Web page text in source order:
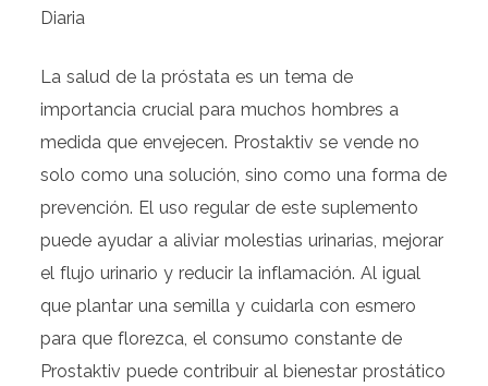
Diaria
La salud de la próstata es un tema de
importancia crucial para muchos hombres a
medida que envejecen. Prostaktiv se vende no
solo como una solución, sino como una forma de
prevención. El uso regular de este suplemento
puede ayudar a aliviar molestias urinarias, mejorar
el flujo urinario y reducir la inflamación. Al igual
que plantar una semilla y cuidarla con esmero
para que florezca, el consumo constante de
Prostaktiv puede contribuir al bienestar prostático